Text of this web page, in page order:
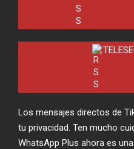
Los mensajes directos de
tu privacidad. Ten mucho
WhatsApp Plus ahora es